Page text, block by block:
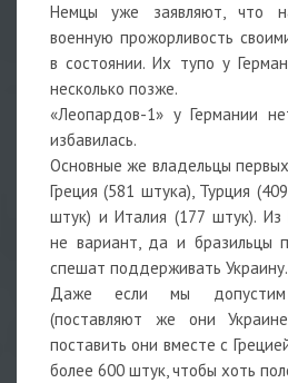
Немцы уже заявляют, что
военную прожорливость
в состоянии. Их тупо у
несколько позже.
«Леопардов-1» у Германии
избавилась.
Основные же владельцы
Греция (581 штука), Турция
штук) и Италия (177 штук). Из
не вариант, да и бразильцы
спешат поддерживать Украину.
Даже если мы допустим
(поставляют же они
поставить они вместе с
более 600 штук, чтобы хоть